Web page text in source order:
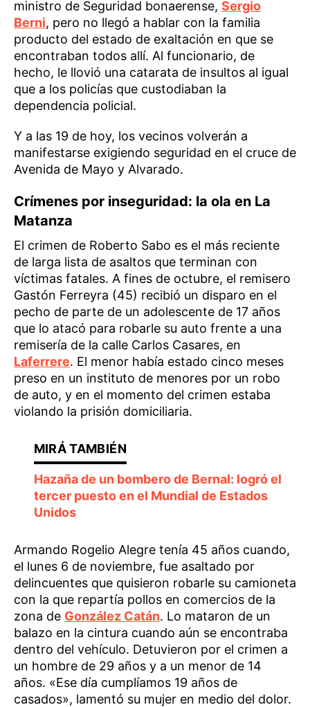
ministro de Seguridad bonaerense, Sergio
Berni, pero no llegó a hablar con la familia
producto del estado de exaltación en que se
encontraban todos allí. Al funcionario, de
hecho, le llovió una catarata de insultos al igual
que a los policías que custodiaban la
dependencia policial.
Y a las 19 de hoy, los vecinos volverán a
manifestarse exigiendo seguridad en el cruce de
Avenida de Mayo y Alvarado.
Crímenes por inseguridad: la ola en La
Matanza
El crimen de Roberto Sabo es el más reciente
de larga lista de asaltos que terminan con
víctimas fatales. A fines de octubre, el remisero
Gastón Ferreyra (45) recibió un disparo en el
pecho de parte de un adolescente de 17 años
que lo atacó para robarle su auto frente a una
remisería de la calle Carlos Casares, en
Laferrere. El menor había estado cinco meses
preso en un instituto de menores por un robo
de auto, y en el momento del crimen estaba
violando la prisión domiciliaria.
Hazaña de un bombero de Bernal: logró el
tercer puesto en el Mundial de Estados
Unidos
Armando Rogelio Alegre tenía 45 años cuando,
el lunes 6 de noviembre, fue asaltado por
delincuentes que quisieron robarle su camioneta
con la que repartía pollos en comercios de la
zona de González Catán. Lo mataron de un
balazo en la cintura cuando aún se encontraba
dentro del vehículo. Detuvieron por el crimen a
un hombre de 29 años y a un menor de 14
años. «Ese día cumplíamos 19 años de
casados», lamentó su mujer en medio del dolor.